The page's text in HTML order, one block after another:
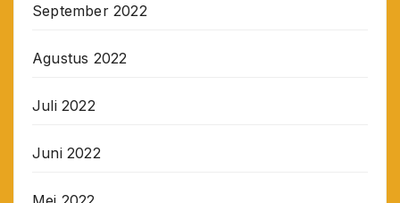
September 2022
Agustus 2022
Juli 2022
Juni 2022